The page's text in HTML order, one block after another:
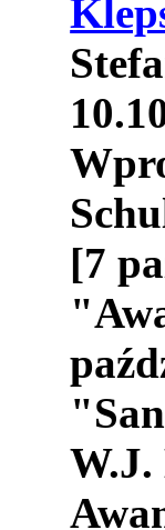
[7
W.J.